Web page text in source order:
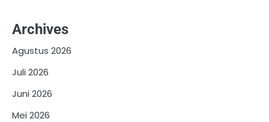
Archives
Agustus 2026
Juli 2026
Juni 2026
Mei 2026